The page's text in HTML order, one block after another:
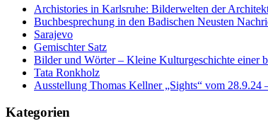
Archistories in Karlsruhe: Bilderwelten der
Buchbesprechung in den Badischen Neusten
Sarajevo
Gemischter Satz
Bilder und Wörter – Kleine Kulturgeschichte einer
Tata Ronkholz
Ausstellung Thomas Kellner „Sights“ vom
Kategorien